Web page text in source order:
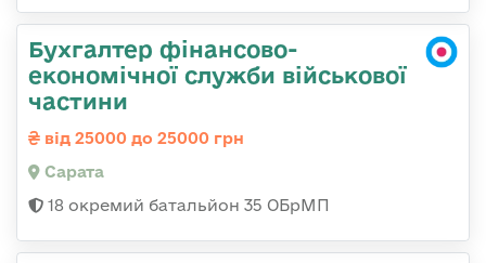
Бухгалтер фінансово-
економічної служби військової
частини
від 25000 до 25000 грн
Сарата
18 окремий батальйон 35 ОБрМП